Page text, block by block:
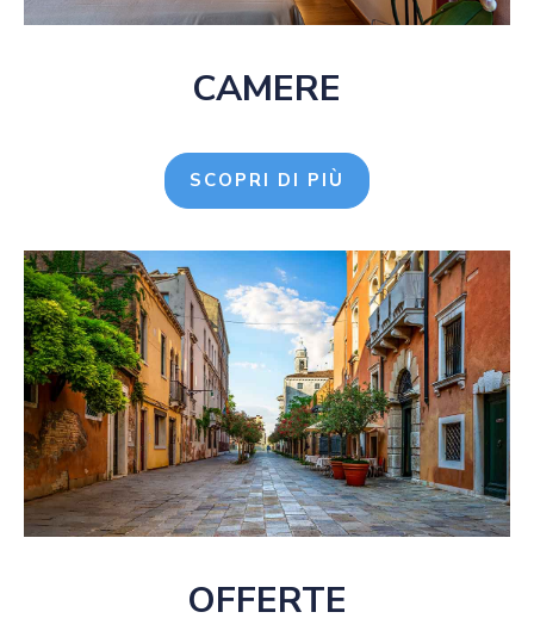
CAMERE
SCOPRI DI PIÙ
OFFERTE